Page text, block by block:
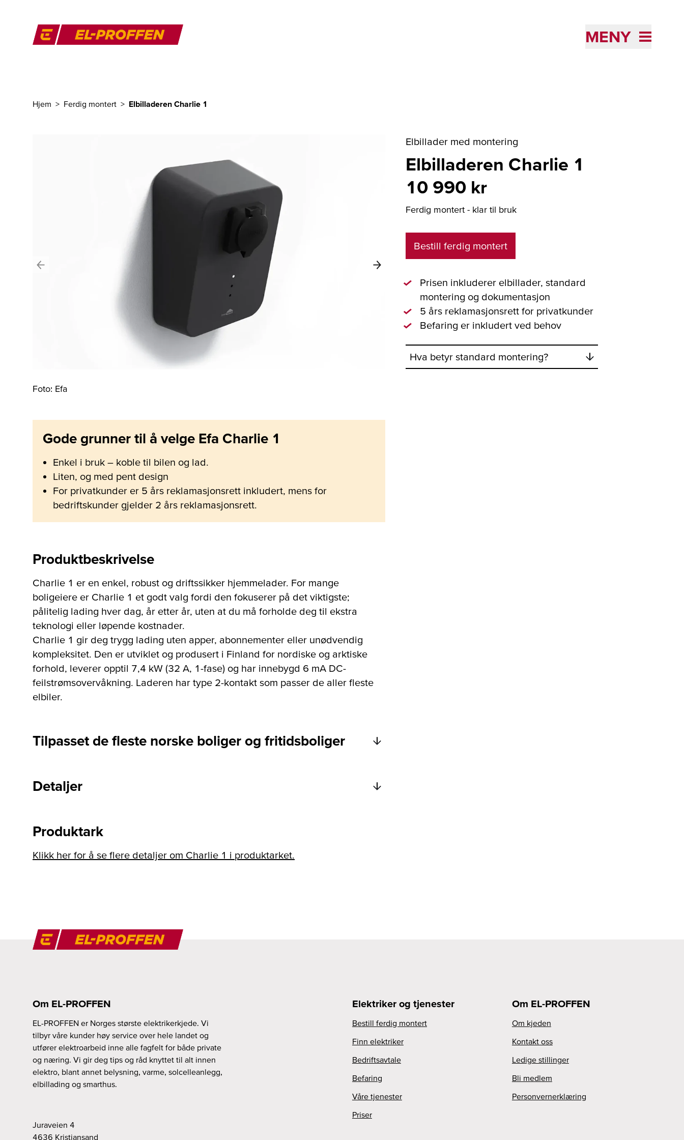
MENY
Hjem Ferdig montert Elbilladeren Charlie 1
Foto: Efa
Gode grunner til å velge Efa Charlie 1
Enkel i bruk – koble til bilen og lad.
Liten, og med pent design
For privatkunder er 5 års reklamasjonsrett inkludert, mens for
bedriftskunder gjelder 2 års reklamasjonsrett.
Produktbeskrivelse
Charlie 1 er en enkel, robust og driftssikker hjemmelader. For mange
boligeiere er Charlie 1 et godt valg fordi den fokuserer på det viktigste;
pålitelig lading hver dag, år etter år, uten at du må forholde deg til ekstra
teknologi eller løpende kostnader.
Charlie 1 gir deg trygg lading uten apper, abonnementer eller unødvendig
kompleksitet. Den er utviklet og produsert i Finland for nordiske og arktiske
forhold, leverer opptil 7,4 kW (32 A, 1-fase) og har innebygd 6 mA DC-
feilstrømsovervåkning. Laderen har type 2-kontakt som passer de aller fleste
elbiler.
Tilpasset de fleste norske boliger og fritidsboliger
Detaljer
Produktark
Klikk her for å se flere detaljer om Charlie 1 i produktarket.
Elbillader med montering
Elbilladeren Charlie 1
10 990 kr
Ferdig montert - klar til bruk
Bestill ferdig montert
Prisen inkluderer elbillader, standard
montering og dokumentasjon
5 års reklamasjonsrett for privatkunder
Befaring er inkludert ved behov
Hva betyr standard montering?
Om EL-PROFFEN
EL-PROFFEN er Norges største elektrikerkjede. Vi
tilbyr våre kunder høy service over hele landet og
utfører elektroarbeid inne alle fagfelt for både private
og næring. Vi gir deg tips og råd knyttet til alt innen
elektro, blant annet belysning, varme, solcelleanlegg,
elbillading og smarthus.
Juraveien 4
4636 Kristiansand
Elektriker og tjenester
Bestill ferdig montert
Finn elektriker
Bedriftsavtale
Befaring
Våre tjenester
Priser
Om EL-PROFFEN
Om kjeden
Kontakt oss
Ledige stillinger
Bli medlem
Personvernerklæring